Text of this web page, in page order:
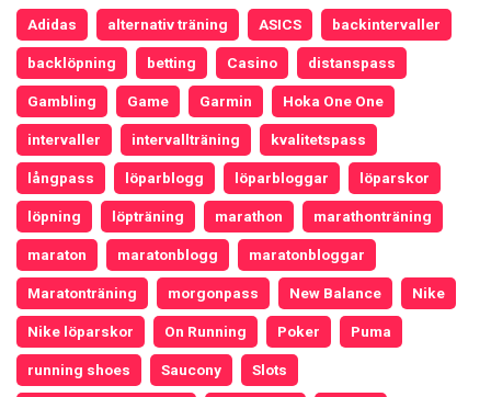
Adidas alternativ träning ASICS backintervaller
backlöpning betting Casino distanspass
Gambling Game Garmin Hoka One One
intervaller intervallträning kvalitetspass
långpass löparblogg löparbloggar löparskor
löpning löpträning marathon marathonträning
maraton maratonblogg maratonbloggar
Maratonträning morgonpass New Balance Nike
Nike löparskor On Running Poker Puma
running shoes Saucony Slots